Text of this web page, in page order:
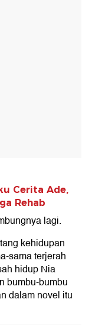
Cerita Ade,
Rehab
lagi.
kehidupan
sama terjerah
hidup Nia
bumbu-bumbu
dalam novel itu